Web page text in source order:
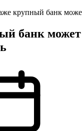
крупный банк
банк может